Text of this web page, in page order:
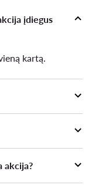
įdiegus
kartą.
akcija?